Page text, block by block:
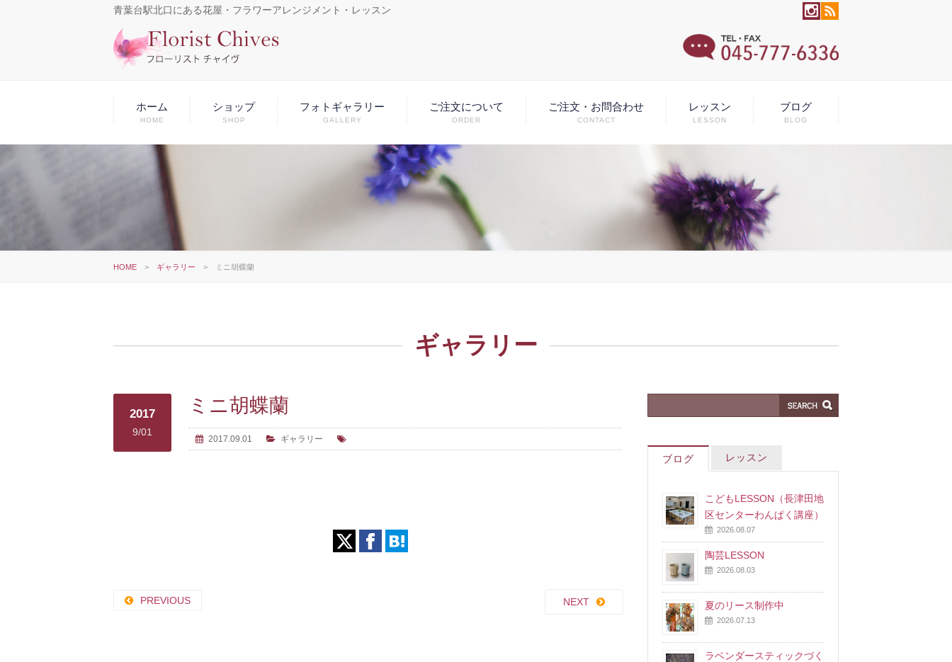
青葉台駅北口にある花屋・フラワーアレンジメント・レッスン
ホーム
HOME
ショップ
SHOP
フォトギャラリー
GALLERY
ご注文について
ORDER
ご注文・お問合わせ
CONTACT
レッスン
LESSON
ブログ
BLOG
HOME > ギャラリー > ミニ胡蝶蘭
ギャラリー
2017
9/01
ミニ胡蝶蘭
2017.09.01 ギャラリー
PREVIOUS NEXT
ブログ レッスン
こどもLESSON（長津田地
区センターわんぱく講座）
2026.08.07
陶芸LESSON
2026.08.03
夏のリース制作中
2026.07.13
ラベンダースティックづく